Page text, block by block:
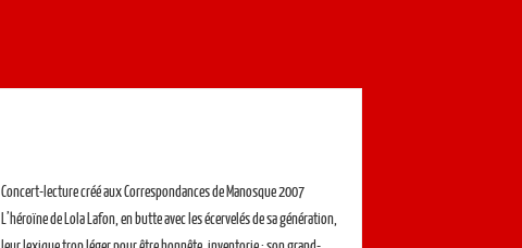
Concert-lecture créé aux Correspondances de Manosque 2007
L’héroïne de Lola Lafon, en butte avec les écervelés de sa génération,